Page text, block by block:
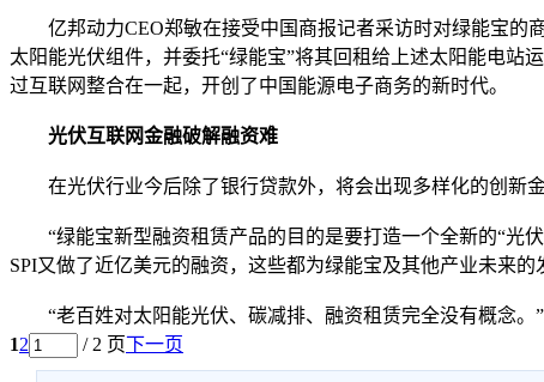
亿邦动力CEO郑敏在接受中国商报记者采访时对绿能宝的
太阳能光伏组件，并委托“绿能宝”将其回租给上述太阳能电
过互联网整合在一起，开创了中国能源电子商务的新时代。
光伏互联网金融破解融资难
在光伏行业今后除了银行贷款外，将会出现多样化的创新金
“绿能宝新型融资租赁产品的目的是要打造一个全新的“光伏
SPI又做了近亿美元的融资，这些都为绿能宝及其他产业未来的
“老百姓对太阳能光伏、碳减排、融资租赁完全没有概念。”
12 / 2 页下一页